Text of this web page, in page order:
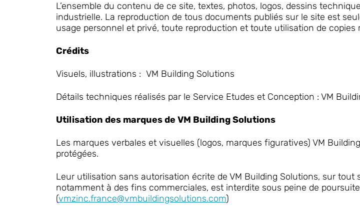
L’ensemble du contenu de ce site, textes, photos, logos, dessins
industrielle. La reproduction de tous documents publiés sur le site est
usage personnel et privé, toute reproduction et toute utilisation de
Crédits
Visuels, illustrations : VM Building Solutions
Détails techniques réalisés par le Service Etudes et Conception : VM
Utilisation des marques de VM Building Solutions
Les marques verbales et visuelles (logos, marques figuratives) VM
protégées.
Leur utilisation sans autorisation écrite de VM Building Solutions, sur
notamment à des fins commerciales, est interdite sous peine de
(vmzinc.france@vmbuildingsolutions.com)